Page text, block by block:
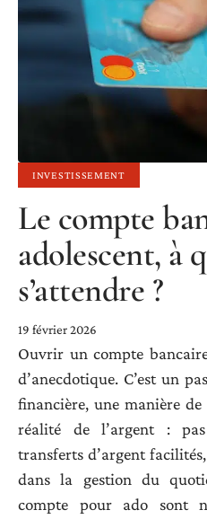
INVESTISSEMENT
Le compte
adolescent, à
s’attendre ?
19 février 2026
Ouvrir un compte
d’anecdotique. C’est un
financière, une manière de
réalité de l’argent :
transferts d’argent
dans la gestion du
compte pour ado sont